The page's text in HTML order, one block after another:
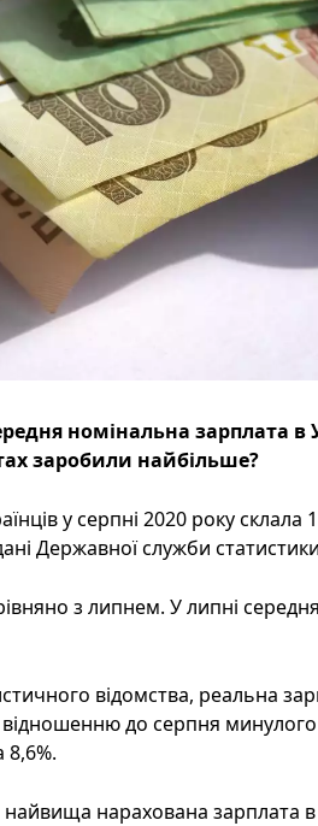
номінальна зарплата
заробили найбільше?
у серпні 2020 року
Державної служби
з липнем. У липні
відомства, реальна
відношенню до серпня
8,6%.
нарахована зарплата в